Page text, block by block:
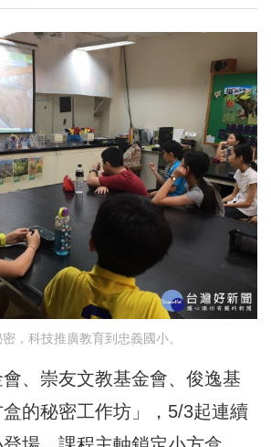
，科技推廣教育到忠義國小。
、崇友文教基金會、俊逸基
的秘密工作坊」，5/3起連續